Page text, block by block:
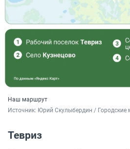
Наш маршрут
Источник: Юрий Скулыбердин / Городские
Тевриз